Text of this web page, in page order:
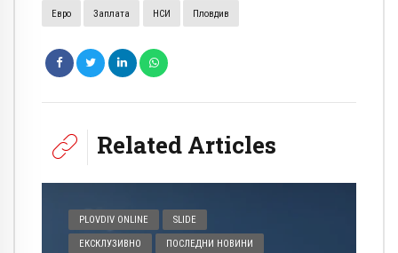
Евро Заплата НСИ Пловдив
Related Articles
PLOVDIV ONLINE SLIDE
ЕКСКЛУЗИВНО ПОСЛЕДНИ НОВИНИ